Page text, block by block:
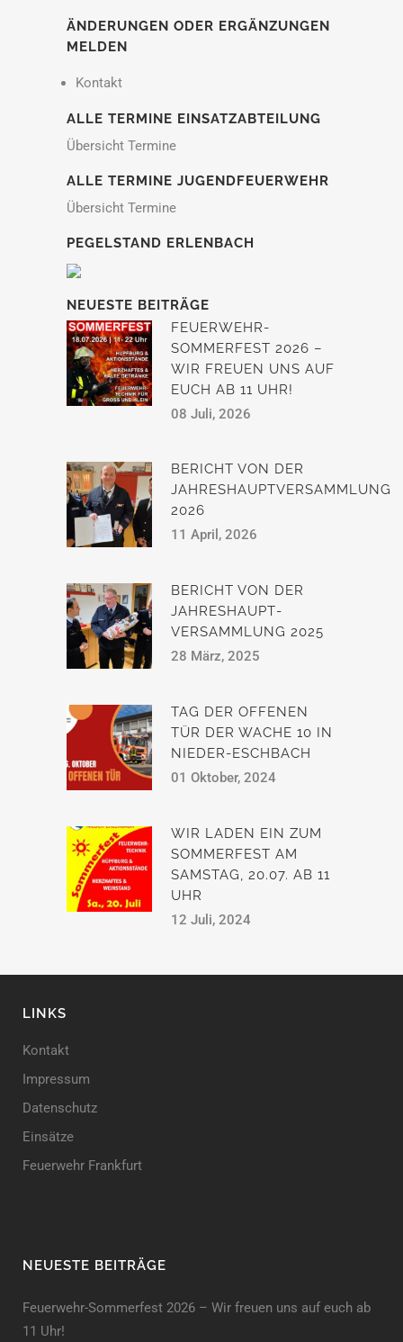
ÄNDERUNGEN ODER ERGÄNZUNGEN
MELDEN
Kontakt
ALLE TERMINE EINSATZABTEILUNG
Übersicht Termine
ALLE TERMINE JUGENDFEUERWEHR
Übersicht Termine
PEGELSTAND ERLENBACH
NEUESTE BEITRÄGE
FEUERWEHR-
SOMMERFEST 2026 –
WIR FREUEN UNS AUF
EUCH AB 11 UHR!
08 Juli, 2026
BERICHT VON DER
JAHRESHAUPTVERSAMMLUNG
2026
11 April, 2026
BERICHT VON DER
JAHRESHAUPT­
VERSAMMLUNG 2025
28 März, 2025
TAG DER OFFENEN
TÜR DER WACHE 10 IN
NIEDER-ESCHBACH
01 Oktober, 2024
WIR LADEN EIN ZUM
SOMMERFEST AM
SAMSTAG, 20.07. AB 11
UHR
12 Juli, 2024
LINKS
Kontakt
Impressum
Datenschutz
Einsätze
Feuerwehr Frankfurt
NEUESTE BEITRÄGE
Feuerwehr-Sommerfest 2026 – Wir freuen uns auf euch ab
11 Uhr!